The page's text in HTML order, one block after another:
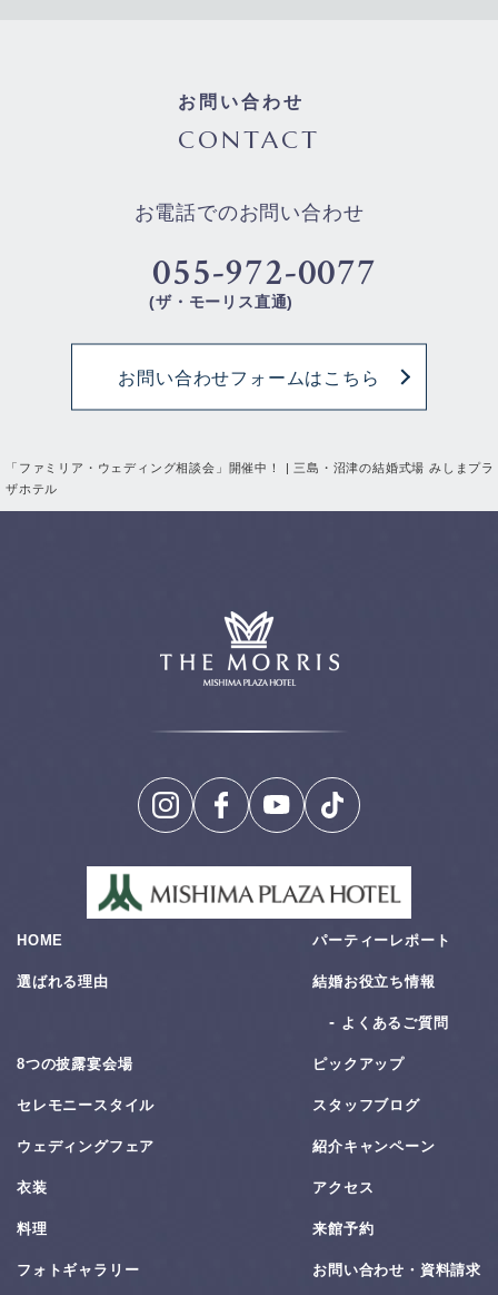
「ファミリア・ウェディング相談会」開催中！ | 三島・沼津の結婚式場 みしまプラ
ザホテル
お問い合わせ
CONTACT
お電話でのお問い合わせ
055-972-0077
(ザ・モーリス直通)
お問い合わせフォームはこちら
HOME
選ばれる理由
8つの披露宴会場
セレモニースタイル
ウェディングフェア
衣装
料理
フォトギャラリー
パーティーレポート
結婚お役⽴ち情報
よくあるご質問
ピックアップ
スタッフブログ
紹介キャンペーン
アクセス
来館予約
お問い合わせ・資料請求